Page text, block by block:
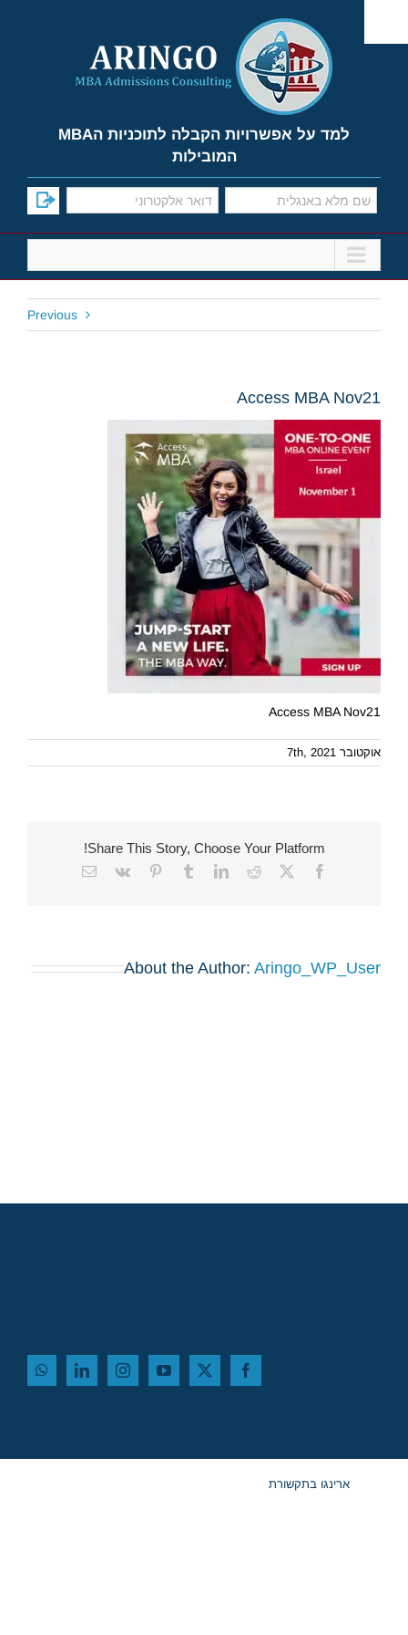
content
למד על אפשרויות הקבלה לתוכניות הMBA
המובילות
Previous
Access MBA Nov21
Access MBA Nov21
אוקטובר 7th, 2021
Share This Story, Choose Your Platform!
Facebook
X
Reddit
LinkedIn
Tumblr
Pinterest
Vk
Email
About the Author: Aringo_WP_User
ארינגו בתקשורת